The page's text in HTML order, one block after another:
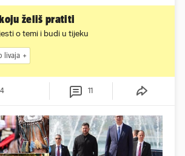
želiš pratiti
o temi i budi u tijeku
livaja
4 11